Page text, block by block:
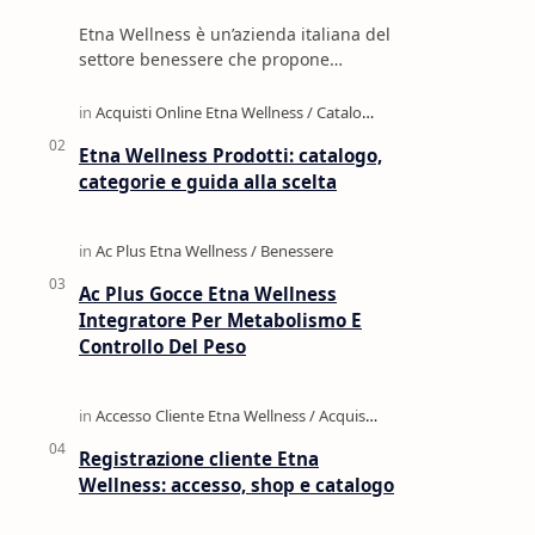
Etna Wellness è un’azienda italiana del
settore benessere che propone
naturali, profumi e prodotti per la c…
Etna Wellness Prodotti: catalogo,
categorie e guida alla scelta
Ac Plus Gocce Etna Wellness
Integratore Per Metabolismo E
Controllo Del Peso
Registrazione cliente Etna
Wellness: accesso, shop e catalogo